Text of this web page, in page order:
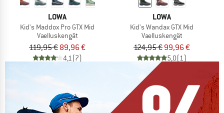
LOWA
Kid's Maddox Pro GTX Mid
Vaelluskengät
119,95 € 89,96 €
4,1(7)
LOWA
Kid's Wandax GTX Mid
Vaelluskengät
124,95 € 99,96 €
5,0(1)